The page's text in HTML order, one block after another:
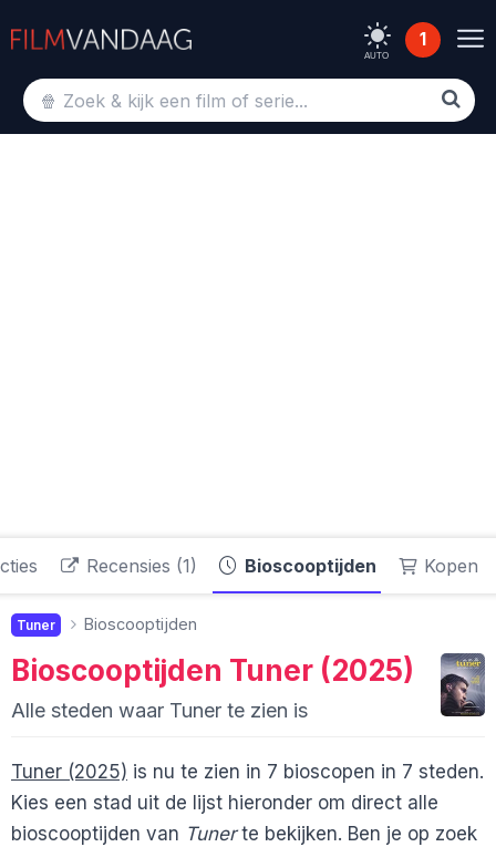
AUTO
1
Recensies (1) Bioscooptijden Kopen
Tuner Bioscooptijden
Bioscooptijden Tuner (2025)
Alle steden waar Tuner te zien is
Tuner (2025) is nu te zien in 7 bioscopen in 7 steden.
Kies een stad uit de lijst hieronder om direct alle
bioscooptijden van Tunerte bekijken. Ben je op zoek